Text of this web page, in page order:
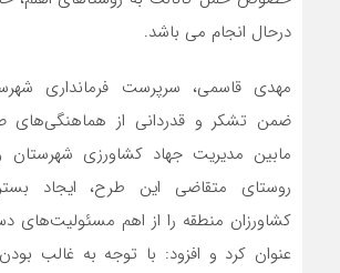
درحال انجام می باشد.
مهدی قاسمی، سرپرست فرمانداری
ضمن تشکر و قدردانی از هماهنگی‌های
مابین مدیریت جهاد کشاورزی شهرستان
روستای متقاضی این طرح، ایجاد
کشاورزان منطقه را از اهم مسئولیت‌های
عنوان کرد و افزود: با توجه به غالب